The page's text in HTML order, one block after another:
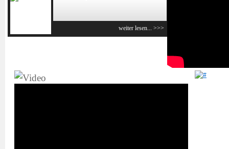
weiter lesen... >>>